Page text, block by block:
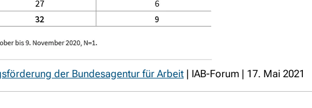
der Bundesagentur für Arbeit | IAB-Forum | 17. Mai 2021